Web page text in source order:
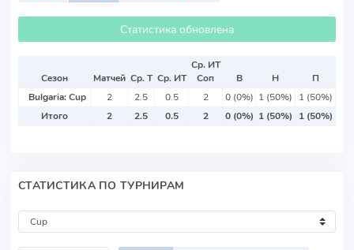
Статистика обновлена
Сезон Матчей Ср. Т Ср. ИТ
Ср. ИТ
Соп
В Н
П
Bulgaria: Cup
2 2.5 0.5 2 0 (0%) 1 (50%)
1 (50%)
Итого
2 2.5 0.5 2 0 (0%) 1 (50%) 1 (50%)
СТАТИСТИКА ПО ТУРНИРАМ